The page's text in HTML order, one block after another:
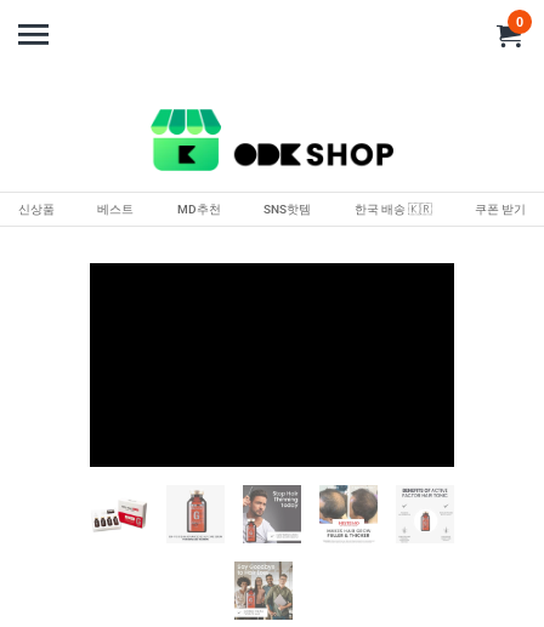
0
신상품 베스트 MD추천 SNS핫템 한국 배송 🇰🇷 쿠폰 받기